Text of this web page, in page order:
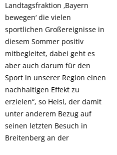
Landtagsfraktion ‚Bayern
bewegen‘ die vielen
sportlichen Großereignisse in
diesem Sommer positiv
mitbegleitet, dabei geht es
aber auch darum für den
Sport in unserer Region einen
nachhaltigen Effekt zu
erzielen“, so Heisl, der damit
unter anderem Bezug auf
seinen letzten Besuch in
Breitenberg an der